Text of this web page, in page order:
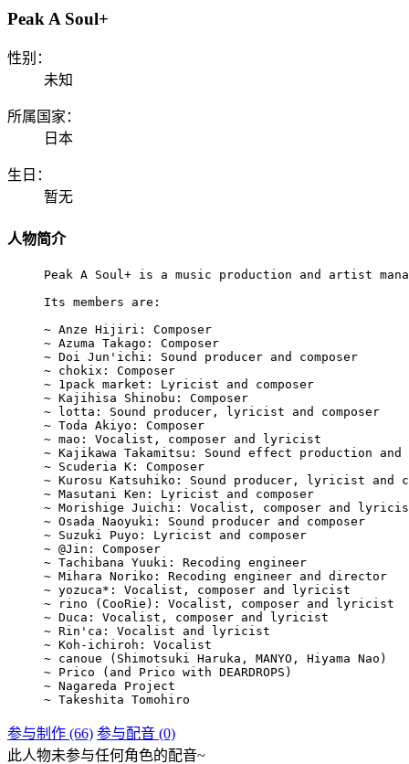
Peak A Soul+
性别：
未知
所属国家：
日本
生日：
暂无
人物简介
Peak A Soul+ is a music production and artist
Its members are:
~ Anze Hijiri: Composer
~ Azuma Takago: Composer
~ Doi Jun'ichi: Sound producer and composer
~ chokix: Composer
~ 1pack market: Lyricist and composer
~ Kajihisa Shinobu: Composer
~ lotta: Sound producer, lyricist and composer
~ Toda Akiyo: Composer
~ mao: Vocalist, composer and lyricist
~ Kajikawa Takamitsu: Sound effect production and
~ Scuderia K: Composer
~ Kurosu Katsuhiko: Sound producer, lyricist and
~ Masutani Ken: Lyricist and composer
~ Morishige Juichi: Vocalist, composer and
~ Osada Naoyuki: Sound producer and composer
~ Suzuki Puyo: Lyricist and composer
~ @Jin: Composer
~ Tachibana Yuuki: Recoding engineer
~ Mihara Noriko: Recoding engineer and director
~ yozuca*: Vocalist, composer and lyricist
~ rino (CooRie): Vocalist, composer and lyricist
~ Duca: Vocalist, composer and lyricist
~ Rin'ca: Vocalist and lyricist
~ Koh-ichiroh: Vocalist
~ canoue (Shimotsuki Haruka, MANYO, Hiyama Nao)
~ Prico (and Prico with DEARDROPS)
~ Nagareda Project
~ Takeshita Tomohiro
参与制作 (66) 参与配音 (0)
此人物未参与任何角色的配音~